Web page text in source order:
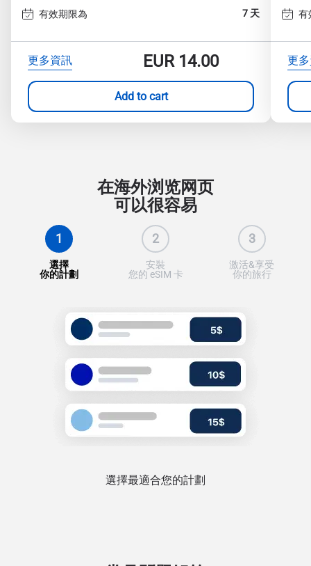
有效期限為 7 天
更多資訊 EUR14.00
Add to cart
有
更
在海外浏览网页
可以很容易
1
選擇
你的計劃
2
安裝
您的 eSIM 卡
3
激活&享受
你的旅行
選擇最適合您的計劃